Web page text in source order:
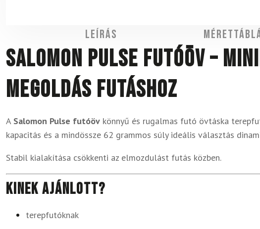
Leírás
Salomon Pulse futóöv –
megoldás futáshoz
A Salomon Pulse futóöv könnyű és rugalmas futó övtáska
kapacitás és a mindössze 62 grammos súly ideális választás
Stabil kialakítása csökkenti az elmozdulást futás közben.
Kinek ajánlott?
terepfutóknak